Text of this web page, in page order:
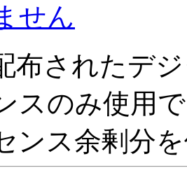
せん
布されたデ
スのみ使用
ンス余剰分